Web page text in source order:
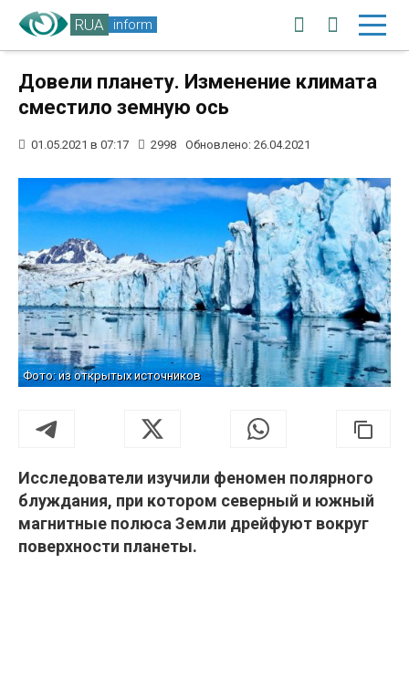
RUA inform
Довели планету. Изменение климата
сместило земную ось
01.05.2021 в 07:17 2998 Обновлено: 26.04.2021
Фото: из открытых источников
Исследователи изучили феномен полярного
блуждания, при котором северный и южный
магнитные полюса Земли дрейфуют вокруг
поверхности планеты.